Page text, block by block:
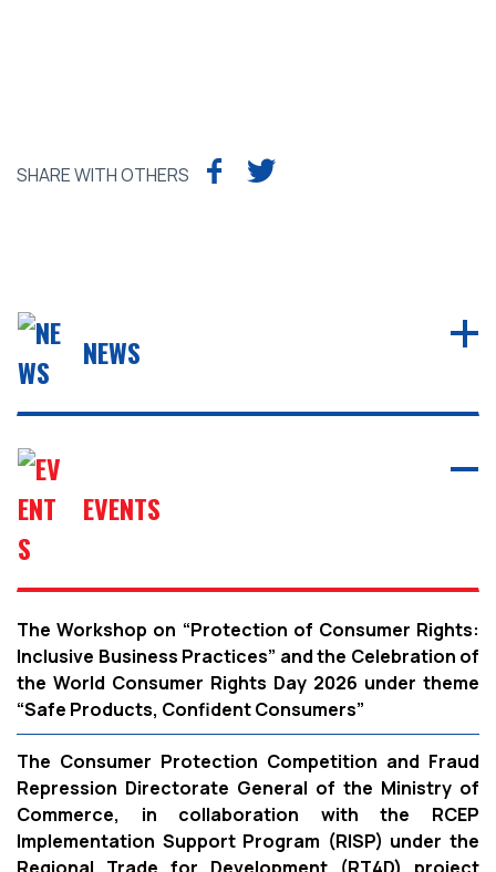
SHARE WITH OTHERS
NEWS
EVENTS
The Workshop on “Protection of Consumer Rights:
Inclusive Business Practices” and the Celebration of
the World Consumer Rights Day 2026 under theme
“Safe Products, Confident Consumers”
The Consumer Protection Competition and Fraud
Repression Directorate General of the Ministry of
Commerce, in collaboration with the RCEP
Implementation Support Program (RISP) under the